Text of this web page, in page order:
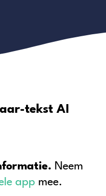
tekst AI
Neem
app mee.